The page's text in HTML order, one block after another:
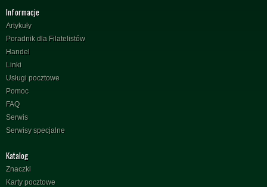
Informacje
Artykuły
Poradnik dla Filatelistów
Handel
Linki
Usługi pocztowe
Pomoc
FAQ
Serwis
Serwisy specjalne
Katalog
Znaczki
Karty pocztowe